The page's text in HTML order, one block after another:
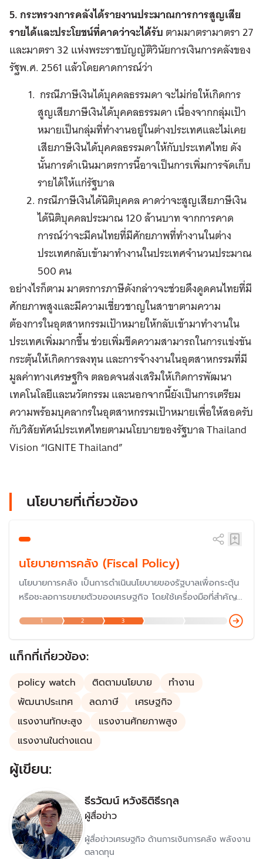
5. กระทรวงการคลังได้รายงานประมาณการการสูญเสีย
รายได้และประโยชน์ที่คาดว่าจะได้รับตามมาตรามาตรา 27
และมาตรา 32 แห่งพระราชบัญญัติวินัยการเงินการคลังของ
รัฐพ.ศ. 2561 แล้วโดยคาดการณ์ว่า
กรณีภาษีเงินได้บุคคลธรรมดา จะไม่ก่อให้เกิดการ
สูญเสียภาษีเงินได้บุคคลธรรมดา เนื่องจากกลุ่มเป้า
หมายเป็นกลุ่มที่ทำงานอยู่ในต่างประเทศและไม่เคย
เสียภาษีเงินได้บุคคลธรรมดาให้กับประเทศไทย ดัง
นั้นการดำเนินมาตรการนี้อาจเป็นการเพิ่มการจัดเก็บ
รายได้ให้แก่รัฐบาล
กรณีภาษีเงินได้นิติบุคคล คาดว่าจะสูญเสียภาษีเงิน
ได้นิติบุคคลประมาณ 120 ล้านบาท จากการคาด
การณ์ว่าจะมีคนไทยที่มีศักยภาพที่ทำงานในต่าง
ประเทศกลับเข้ามาทำงานในประเทศจำนวนประมาณ
500 คน
อย่างไรก็ตาม มาตรการภาษีดังกล่าวจะช่วยดึงดูดคนไทยที่มี
ศักยภาพสูงและมีความเชี่ยวชาญในสาขาตามความ
ต้องการในอุตสาหกรรมเป้าหมายให้กลับเข้ามาทำงานใน
ประเทศเพิ่มมากขึ้น ช่วยเพิ่มขีดความสามารถในการแข่งขัน
กระตุ้นให้เกิดการลงทุน และการจ้างงานในอุตสาหกรรมที่มี
มูลค่าทางเศรษฐกิจ ตลอดจนส่งเสริมให้เกิดการพัฒนา
เทคโนโลยีและนวัตกรรม และนอกจากนี้ยังเป็นการเตรียม
ความพร้อมบุคลากรในอุตสาหกรรมเป้าหมายเพื่อให้สอดรับ
กับวิสัยทัศน์ประเทศไทยตามนโยบายของรัฐบาล Thailand
Vision “IGNITE Thailand”
นโยบายที่เกี่ยวข้อง
นโยบายการคลัง (Fiscal Policy)
นโยบายการคลัง เป็นการดำเนินนโยบายของรัฐบาลเพื่อกระตุ้น
หรือชะลอการขยายตัวของเศรษฐกิจ โดยใช้เครื่องมือที่สำคัญ
ของรัฐบาล คือ การใช้จ่ายของรัฐบาล (รายจ่าย) และการเก็บ
ภาษี (รายได้) รวมถึงการก่อหนี้สาธารณะของรัฐบาล
1 2 3
แท็กที่เกี่ยวข้อง:
policy watch ติดตามนโยบาย
ทำงาน
พัฒนาประเทศ
ลดภาษี
เศรษฐกิจ
แรงงานทักษะสูง
แรงงานศักยภาพสูง
แรงงานในต่างแดน
ผู้เขียน:
ธีรวัฒน์ หวังธิติธีรกุล
ผู้สื่อข่าว
ผู้สื่อข่าวเศรษฐกิจ ด้านการเงินการคลัง พลังงาน
ตลาดทุน